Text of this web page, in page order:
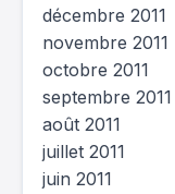
décembre 2011
novembre 2011
octobre 2011
septembre 2011
août 2011
juillet 2011
juin 2011